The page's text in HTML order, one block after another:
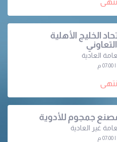
الخليج الأهلية
العادية
جمجوم للأدوية
غير العادية